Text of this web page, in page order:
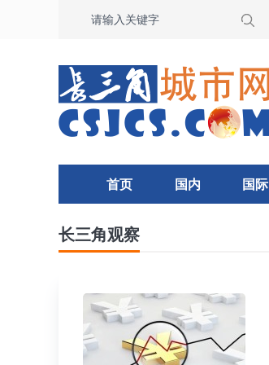
首页 国内 国际
长三角观察